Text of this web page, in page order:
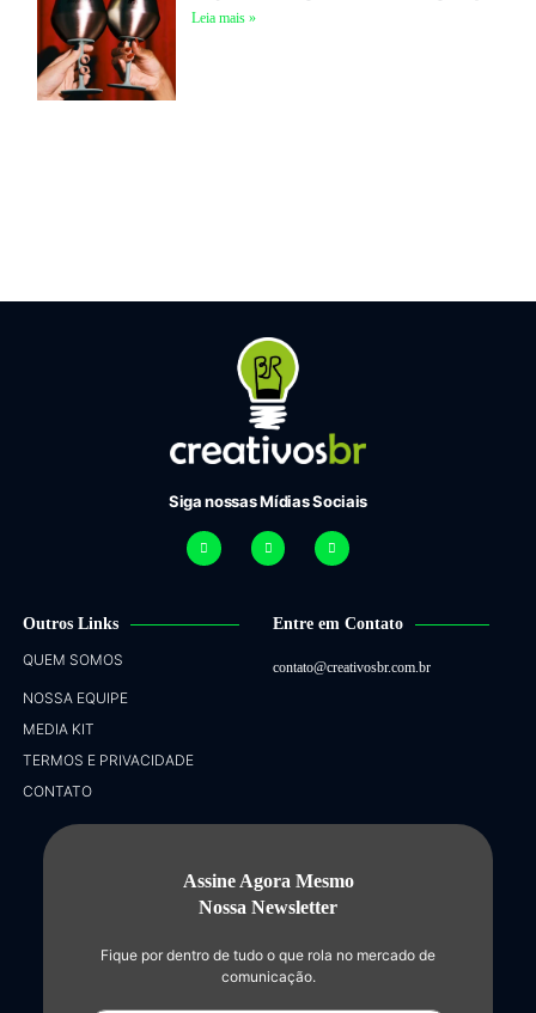
Leia mais »
Siga nossas Mídias Sociais
Outros Links
QUEM SOMOS
NOSSA EQUIPE
MEDIA KIT
TERMOS E PRIVACIDADE
CONTATO
Entre em Contato
contato@creativosbr.com.br
Assine Agora Mesmo
Nossa Newsletter
Fique por dentro de tudo o que rola no mercado de
comunicação.